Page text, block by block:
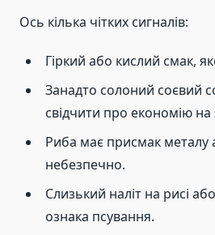
Ось кілька чітких сигналів:
Гіркий або кислий смак,
Занадто солоний соєвий
свідчити про економію на
Риба має присмак металу
небезпечно.
Слизький наліт на рисі
ознака псування.